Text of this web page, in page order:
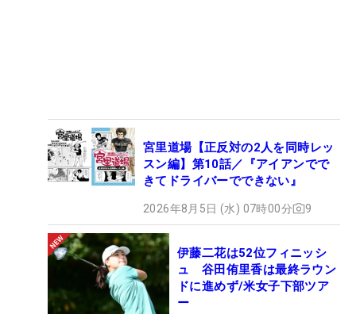
宮里道場【正反対の2人を同時レッ
スン編】第10話／『アイアンでで
きてドライバーでできない』
2026年8月5日 (水) 07時00分 9
伊藤二花は52位フィニッシ
ュ 谷田侑里香は最終ラウン
ドに進めず/米女子下部ツア
ー